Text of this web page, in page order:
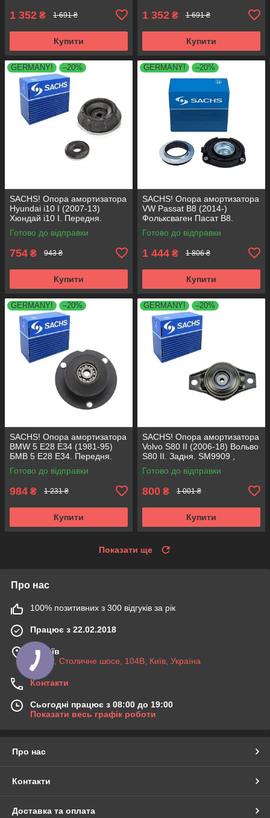
1 352 ₴ 1 691 ₴
Купити
1 352 ₴ 1 691 ₴
Купити
GERMANY! –20%
SACHS! Опора амортизатора
Hyundai i10 I (2007-13)
Хюндай i10 I. Передня.
SM5818 , 801063 , KB689.27 ,
VKDA88511
Готово до відправки
754 ₴ 943 ₴
Купити
GERMANY! –20%
SACHS! Опора амортизатора
VW Passat B8 (2014-)
Фольксваген Пасат B8.
Передня. 803024 , KB657.27 ,
VKDA35167
Готово до відправки
1 444 ₴ 1 806 ₴
Купити
GERMANY! –20%
SACHS! Опора амортизатора
BMW 5 E28 E34 (1981-95)
БМВ 5 Е28 Е34. Передня.
SM1000 , 803151 , KB650.00 ,
VKDC35801
Готово до відправки
984 ₴ 1 231 ₴
Купити
GERMANY! –20%
SACHS! Опора амортизатора
Volvo S80 II (2006-18) Вольво
S80 II. Задня. SM9909 ,
802416 , KB952.10 ,
VKDA40436
Готово до відправки
800 ₴ 1 001 ₴
Купити
Показати ще
Про нас
100% позитивних з 300 відгуків за рік
Працює з 22.02.2018
м. Київ
03045, Столичне шосе, 104B, Київ, Україна
Контакти
Сьогодні працює з 08:00 до 19:00
Показати весь графік роботи
Про нас
Контакти
Доставка та оплата